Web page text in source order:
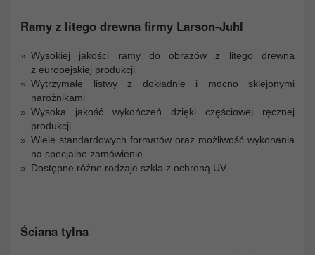
Ramy z litego drewna firmy Larson-Juhl
Wysokiej jakości ramy do obrazów z litego drewna
z europejskiej produkcji
Wytrzymałe listwy z dokładnie i mocno sklejonymi
narożnikami
Wysoka jakość wykończeń dzięki częściowej ręcznej
produkcji
Wiele standardowych formatów oraz możliwość wykonania
na specjalne zamówienie
Dostępne różne rodzaje szkła z ochroną UV
Ściana tylna